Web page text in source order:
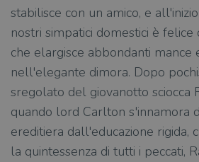
stabilisce con un amico, e
nostri simpatici domestici è
che elargisce abbondanti mance
nell'elegante dimora. Dopo
sregolato del giovanotto sciocca
quando lord Carlton s'innamora
ereditiera dall'educazione rigida,
la quintessenza di tutti i peccati,